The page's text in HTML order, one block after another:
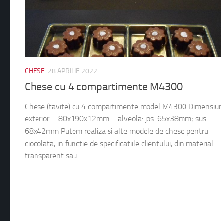
CHESE 28 APRILIE 2022
Chese cu 4 compartimente M4300
Chese (tavite) cu 4 compartimente model M4300
exterior – 80x190x12mm – alveola: jos-65x38mm; sus-
68x42mm Putem realiza si alte modele de chese pentru
ciocolata, in functie de specificatiile clientului, din material
transparent sau...